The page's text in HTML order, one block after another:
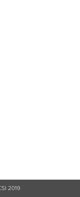
2019